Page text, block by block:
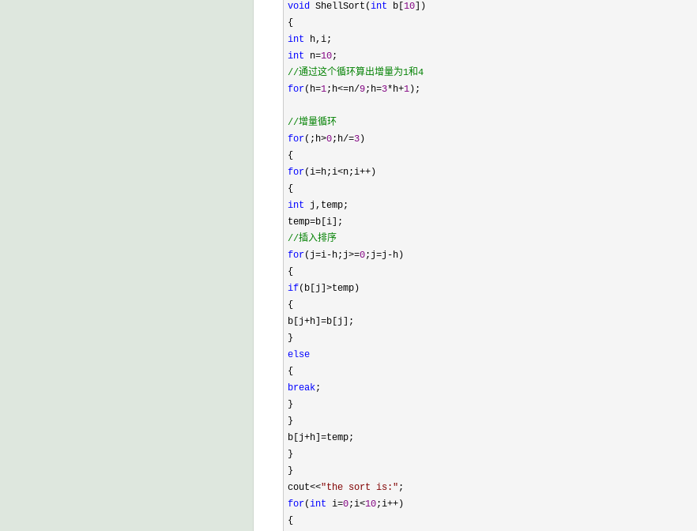
void ShellSort(int b[ 10 ])
{
int h,i;
int n=10;
//通过这个循环算出增量为1和4
for(h=1;h<=n/9;h=3*h+1 );
//增量循环
for(;h>0;h/=3 )
{
for(i=h;i<n;i++ )
{
int j,temp;
temp=b[i];
//插入排序
for(j=i-h;j>=0;j=j -h)
{
if(b[j] >temp)
{
b[j+h] =b[j];
}
else
{
break;
}
}
b[j+h] =temp;
}
}
cout<<"the sort is: " ;
for(int i=0;i<10;i++ )
{